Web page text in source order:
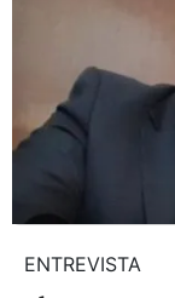
ENTREVISTA